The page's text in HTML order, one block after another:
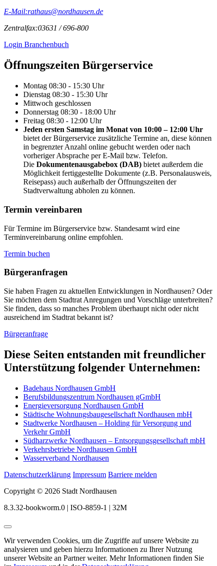
E-Mail:rathaus@nordhausen.de
Zentralfax:03631 / 696-800
Login Branchenbuch
Öffnungs­zeiten Bürgerservice
Montag 08:30 - 15:30 Uhr
Dienstag 08:30 - 15:30 Uhr
Mittwoch geschlossen
Donnerstag 08:30 - 18:00 Uhr
Freitag 08:30 - 12:00 Uhr
Jeden ersten Samstag im Monat von 10:00 – 12:00 Uhr
bietet der Bürgerservice zusätzliche Termine an, diese können
in begrenzter Anzahl online gebucht werden oder nach
vorheriger Absprache per E-Mail bzw. Telefon.
Die Dokumentenausgabebox (DAB) bietet außerdem die
Möglichkeit fertiggestellte Dokumente (z.B. Personalausweis,
Reisepass) auch außerhalb der Öffnungszeiten der
Stadtverwaltung abholen zu können.
Termin vereinbaren
Für Termine im Bürgerservice bzw. Standesamt wird eine
Terminvereinbarung online empfohlen.
Termin buchen
Bürger­anfragen
Sie haben Fragen zu aktuellen Entwicklungen in Nordhausen? Oder
Sie möchten dem Stadtrat Anregungen und Vorschläge unterbreiten?
Sie finden, dass so manches Problem überhaupt nicht oder nicht
ausreichend im Stadtrat bekannt ist?
Bürgeranfrage
Diese Seiten entstanden mit freundlicher
Unterstützung folgender Unternehmen:
Badehaus Nordhausen GmbH
Berufsbildungszentrum Nordhausen gGmbH
Energieversorgung Nordhausen GmbH
Städtische Wohnungsbaugesellschaft Nordhausen mbH
Stadtwerke Nordhausen – Holding für Versorgung und
Verkehr GmbH
Südharzwerke Nordhausen – Entsorgungsgesellschaft mbH
Verkehrsbetriebe Nordhausen GmbH
Wasserverband Nordhausen
Datenschutzerklärung Impressum Barriere melden
Copyright © 2026 Stadt Nordhausen
8.3.32-bookworm.0 | ISO-8859-1 | 32M
Wir verwenden Cookies, um die Zugriffe auf unsere Website zu
analysieren und geben hierzu Informationen zu Ihrer Nutzung
unserer Website an Partner weiter. Mehr Informationen finden Sie